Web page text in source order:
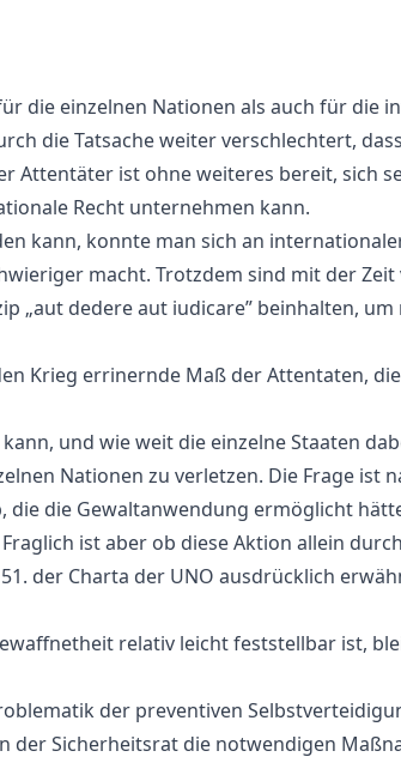
die einzelnen Nationen als auch für die
die Tatsache weiter verschlechtert,
ist ohne weiteres bereit, sich
Recht unternehmen kann.
kann, konnte man sich an
macht. Trotzdem sind mit der
„aut dedere aut iudicare” beinhalten,
Krieg errinernde Maß der Attentaten,
und wie weit die einzelne Staaten
Nationen zu verletzen. Die Frage ist
die Gewaltanwendung ermöglicht
ist aber ob diese Aktion allein
der Charta der UNO ausdrücklich
relativ leicht feststellbar ist,
der preventiven
der Sicherheitsrat die notwendigen